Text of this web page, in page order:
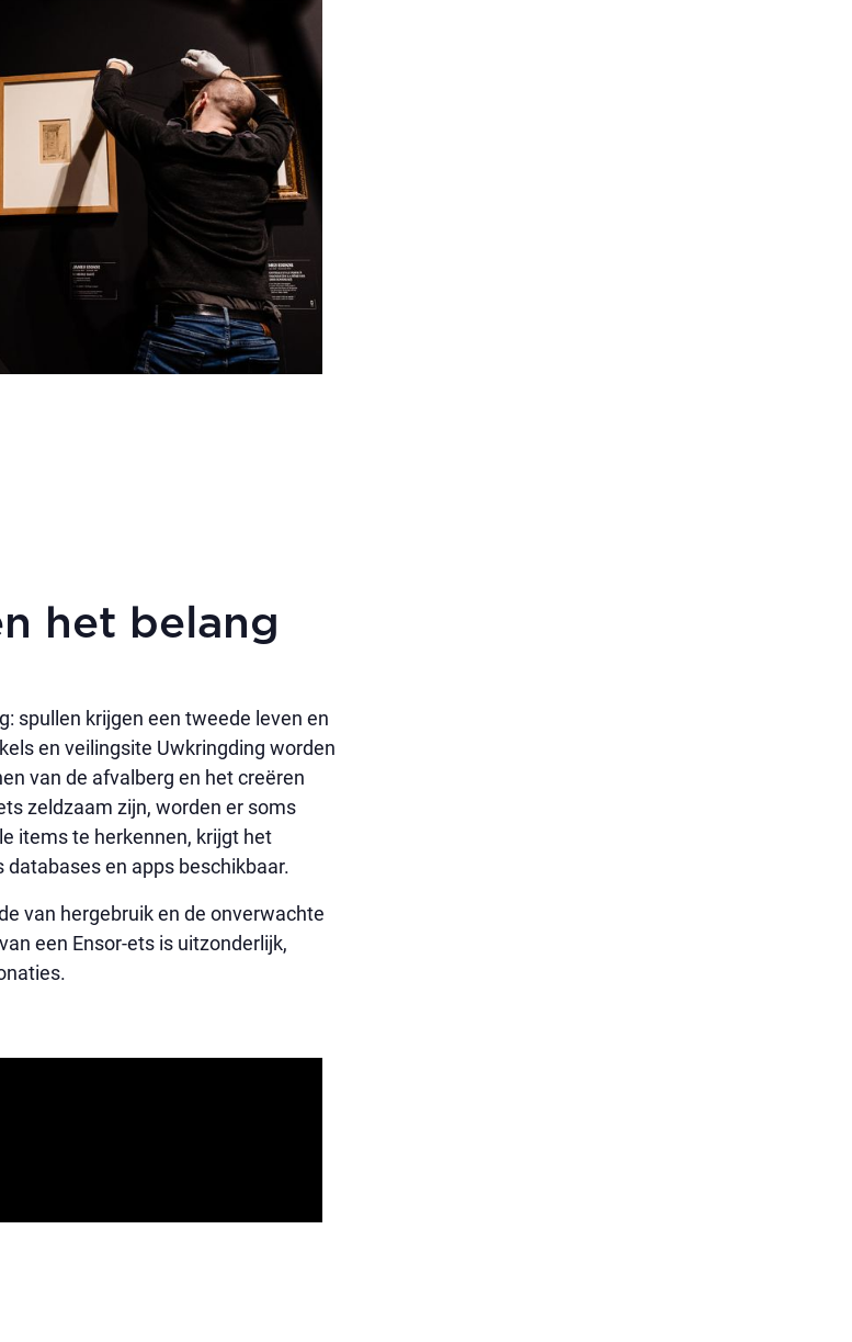
het belang
spullen krijgen een tweede leven en
en veilingsite Uwkringding worden
van de afvalberg en het creëren
zeldzaam zijn, worden er soms
items te herkennen, krijgt het
en apps beschikbaar.
van hergebruik en de onverwachte
een Ensor-ets is uitzonderlijk,